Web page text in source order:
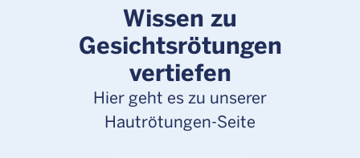
Wissen zu
Gesichtsrötungen
vertiefen
Hier geht es zu unserer
Hautrötungen-Seite